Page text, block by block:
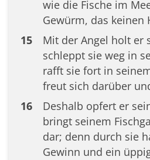
wie die Fische im
Gewürm, das keinen
15
Mit der Angel holt er
schleppt sie weg in
rafft sie fort in
freut sich darüber
16
Deshalb opfert er
bringt seinem
dar; denn durch sie
Gewinn und ein